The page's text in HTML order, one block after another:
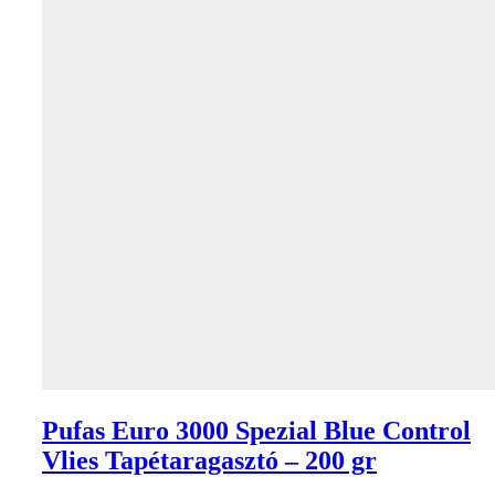
Pufas Euro 3000 Spezial Blue Control
Vlies Tapétaragasztó – 200 gr